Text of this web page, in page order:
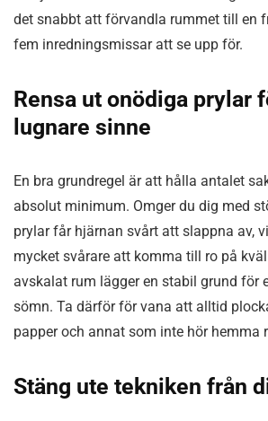
det snabbt att förvandla rummet till en
fem inredningsmissar att se upp för.
Rensa ut onödiga prylar
lugnare sinne
En bra grundregel är att hålla antalet
absolut minimum. Omger du dig med
prylar får hjärnan svårt att slappna av,
mycket svårare att komma till ro på
avskalat rum lägger en stabil grund för
sömn. Ta därför för vana att alltid
papper och annat som inte hör hemma
Stäng ute tekniken från